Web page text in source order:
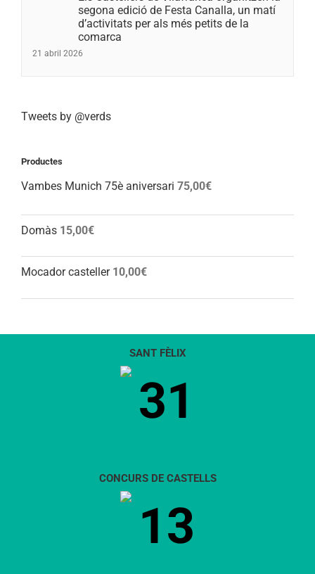
segona edició de Festa Canalla, un matí
d’activitats per als més petits de la
comarca
21 abril 2026
Tweets by @verds
Productes
Vambes Munich 75è aniversari 75,00€
Domàs 15,00€
Mocador casteller 10,00€
SANT FÈLIX
31
CONCURS DE CASTELLS
13